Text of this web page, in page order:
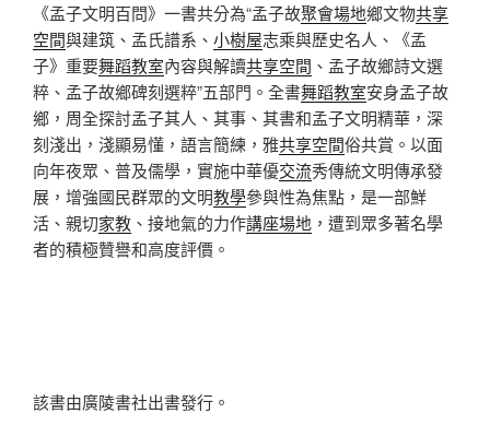
《孟子文明百問》一書共分為“孟子故聚會場地鄉文物共享
空間與建筑、孟氏譜系、 小樹屋志乘與歷史名人、《孟
子》重要舞蹈教室內容與解讀共享空間 、孟子故鄉詩文選
粹、孟子故鄉碑刻選粹”五部門。全書舞蹈教室安身孟子故
鄉，周全探討孟子其人、其事、其書和孟子文明精華，深
刻淺出，淺顯易懂，語言簡練，雅共享空間俗共賞。以面
向年夜眾、普及儒學，實施中華優交流秀傳統文明傳承發
展，增強國民群眾的文明教學參與性為焦點，是一部鮮
活、親切家教 、接地氣的力作講座場地 ，遭到眾多著名學
者的積極贊譽和高度評價。
該書由廣陵書社出書發行。